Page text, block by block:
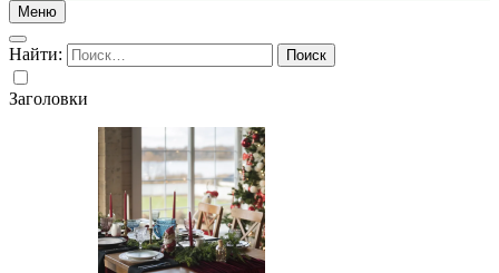
Меню
Найти:
Заголовки